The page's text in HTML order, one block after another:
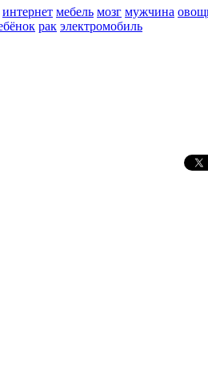
интернет мебель мозг мужчина
рак электромобиль